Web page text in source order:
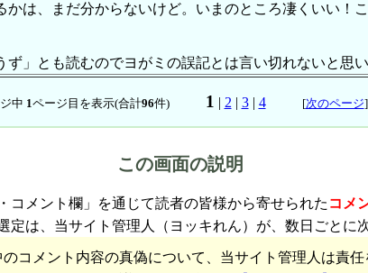
かは、まだ分からないけど。いまのところ凄くいい
」とも読むのでヨがミの誤記とは言い切れないと思い
中 1ページ目を表示(合計96件) 1 | 2 | 3| 4 [次のページ
この画面の説明
コメント欄」を通じて読者の皆様から寄せられた コメ
定は、当サイト管理人（ヨッキれん）が、数日ごとに
コメント内容の真偽について、当サイト管理人は責任